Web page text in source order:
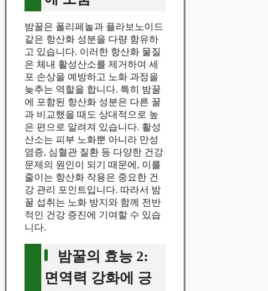
밤꿀은 폴리페놀과 플라보노이드
같은 항산화 성분을 다량 함유하
고 있습니다. 이러한 항산화 물질
은 체내 활성산소를 제거하여 세
포 손상을 예방하고 노화 과정을
늦추는 역할을 합니다. 특히 밤꿀
에 포함된 항산화 성분은 다른 꿀
과 비교했을 때도 상대적으로 높
은 편으로 알려져 있습니다. 활성
산소는 피부 노화뿐 아니라 만성
염증, 심혈관 질환 등 다양한 건강
문제의 원인이 되기 때문에, 이를
줄이는 항산화 작용은 중요한 건
강 관리 포인트입니다. 따라서 밤
꿀 섭취는 노화 방지와 함께 전반
적인 건강 증진에 기여할 수 있습
니다.
밤꿀의 효능 2:
면역력 강화에 긍